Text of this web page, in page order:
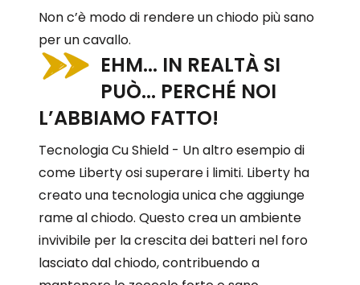
Non c’è modo di rendere un chiodo più sano
per un cavallo.
EHM... IN REALTÀ SI
PUÒ... PERCHÉ NOI
L’ABBIAMO FATTO!
Tecnologia Cu Shield - Un altro esempio di
come Liberty osi superare i limiti. Liberty ha
creato una tecnologia unica che aggiunge
rame al chiodo. Questo crea un ambiente
invivibile per la crescita dei batteri nel foro
lasciato dal chiodo, contribuendo a